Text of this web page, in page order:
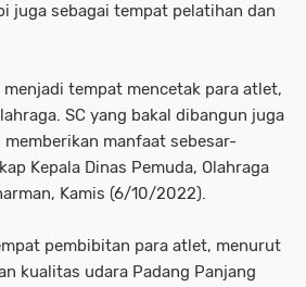
juga sebagai tempat pelatihan dan
tempat mencetak para atlet,
SC yang bakal dibangun juga
manfaat sebesar-
Kepala Dinas Pemuda, Olahraga
Kamis (6/10/2022).
pembibitan para atlet, menurut
kualitas udara Padang Panjang